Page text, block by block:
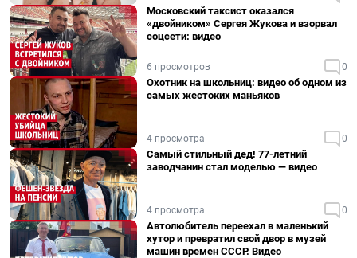
Московский таксист оказался
«двойником» Сергея Жукова и взорвал
соцсети: видео
6 просмотров 0
Охотник на школьниц: видео об одном из
самых жестоких маньяков
4 просмотра 0
Самый стильный дед! 77-летний
заводчанин стал моделью — видео
4 просмотра 0
Автолюбитель переехал в маленький
хутор и превратил свой двор в музей
машин времен СССР. Видео